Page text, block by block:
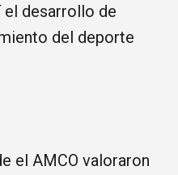
desarrollo de
del deporte
el AMCO valoraron